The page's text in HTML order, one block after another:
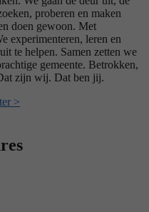
proberen en maken
doen gewoon. Met
experimenteren, leren en
te helpen. Samen zetten we
gemeente. Betrokken,
zijn wij. Dat ben jij.
>